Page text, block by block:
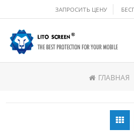
ЗАПРОСИТЬ ЦЕНУ
ГЛАВНАЯ